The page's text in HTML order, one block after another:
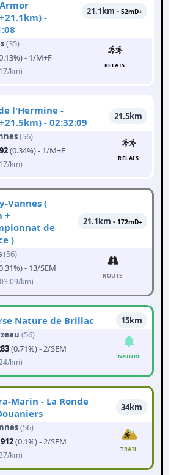
-
21.1km - 52mD+
(35)
- 1/M+F
km)
RELAIS
l'Hermine -
- 02:32:09
21.5km
(56)
(0.34%) - 1/M+F
km)
RELAIS
Vannes (
+
de
)
21.1km - 172mD+
(56)
- 13/SEM
km)
ROUTE
Nature de Brillac
15km
(56)
(0.71%) - 2/SEM
km)
NATURE
Marin - La Ronde
34km
(56)
(0.1%) - 2/SEM
km)
TRAIL